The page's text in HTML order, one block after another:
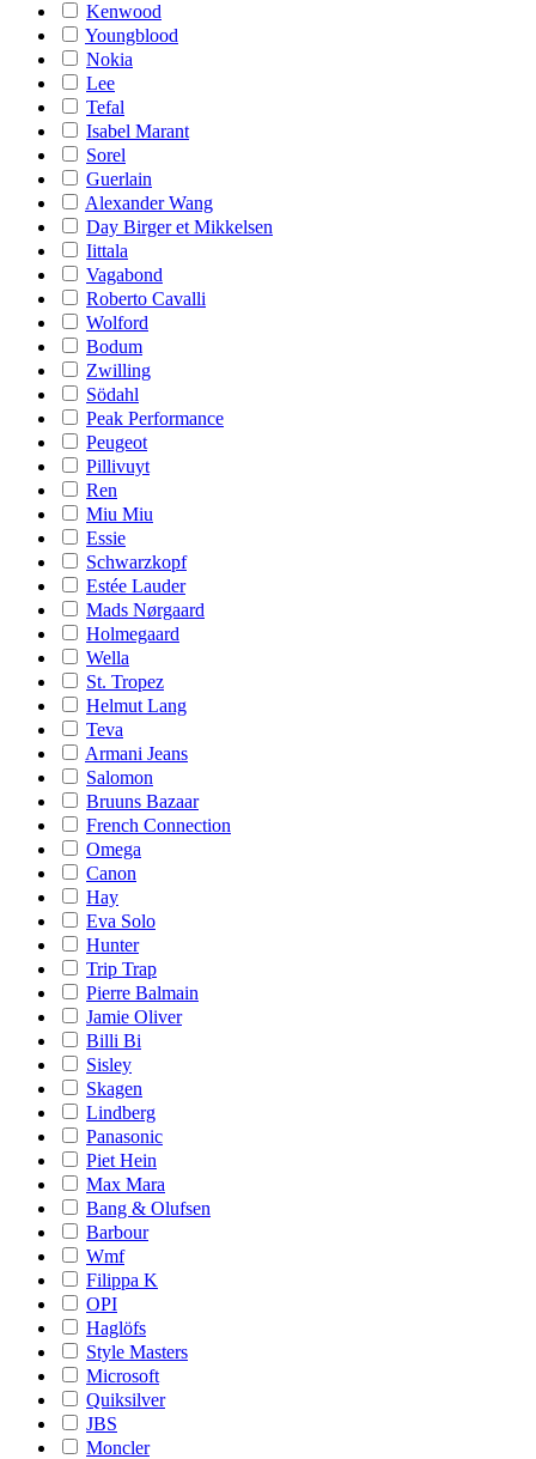
Kenwood
Youngblood
Nokia
Lee
Tefal
Isabel Marant
Sorel
Guerlain
Alexander Wang
Day Birger et Mikkelsen
Iittala
Vagabond
Roberto Cavalli
Wolford
Bodum
Zwilling
Södahl
Peak Performance
Peugeot
Pillivuyt
Ren
Miu Miu
Essie
Schwarzkopf
Estée Lauder
Mads Nørgaard
Holmegaard
Wella
St. Tropez
Helmut Lang
Teva
Armani Jeans
Salomon
Bruuns Bazaar
French Connection
Omega
Canon
Hay
Eva Solo
Hunter
Trip Trap
Pierre Balmain
Jamie Oliver
Billi Bi
Sisley
Skagen
Lindberg
Panasonic
Piet Hein
Max Mara
Bang & Olufsen
Barbour
Wmf
Filippa K
OPI
Haglöfs
Style Masters
Microsoft
Quiksilver
JBS
Moncler